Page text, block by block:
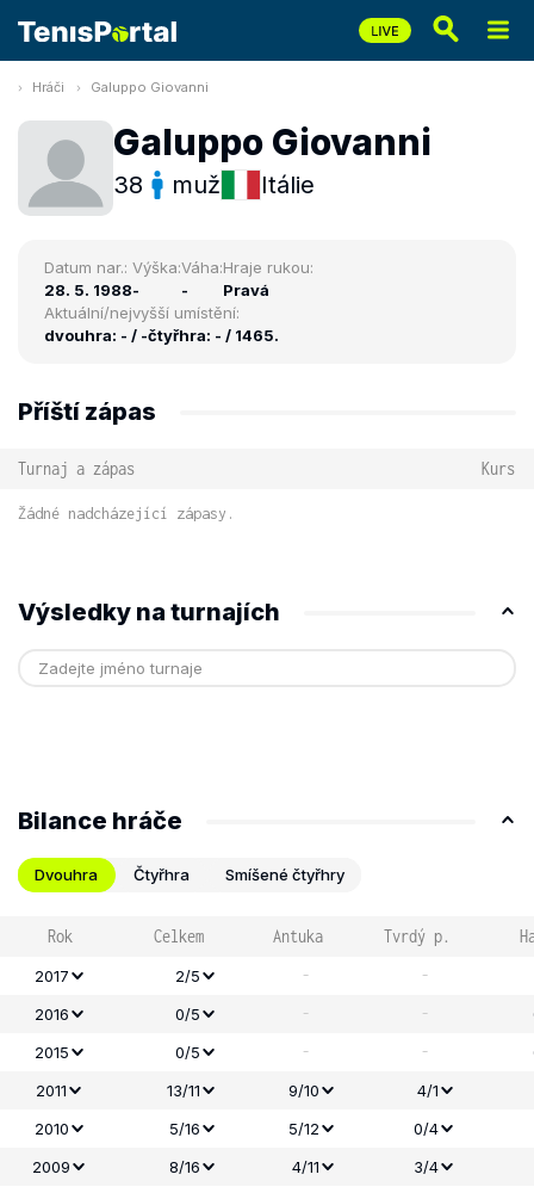
Hráči Galuppo Giovanni
Galuppo Giovanni
38 muž Itálie
Datum nar.:
28. 5. 1988
Výška:
-
Váha:
-
Hraje rukou:
Pravá
Aktuální/nejvyšší umístění:
dvouhra: - / -čtyřhra: - / 1465.
Příští zápas
Turnaj a zápas Kurs
Žádné nadcházející zápasy.
Výsledky na turnajích
Bilance hráče
Dvouhra Čtyřhra Smíšené čtyřhry
Rok Celkem Antuka Tvrdý p.
2017 2/5 - -
2016
0/5 - -
2015
0/5 - -
2011
13/11 9/10
4/1
2010
5/16 5/12
0/4
2009
8/16 4/11
3/4